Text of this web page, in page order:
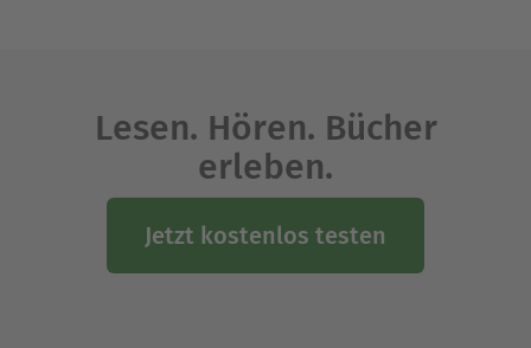
Lesen. Hören. Bücher
erleben.
Jetzt kostenlos testen